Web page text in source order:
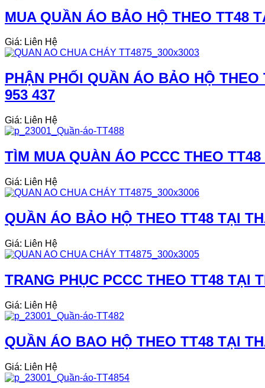
MUA QUẦN ÁO BẢO HỘ THEO TT48
Giá: Liên Hệ
PHẬN PHỐI QUẦN ÁO BẢO HỘ
953 437
Giá: Liên Hệ
TÌM MUA QUÀN ÁO PCCC THEO
Giá: Liên Hệ
QUẦN ÁO BẢO HỘ THEO TT48 TẠI
Giá: Liên Hệ
TRANG PHỤC PCCC THEO TT48 TẠI
Giá: Liên Hệ
QUẦN ÁO BAO HỘ THEO TT48 TẠI
Giá: Liên Hệ